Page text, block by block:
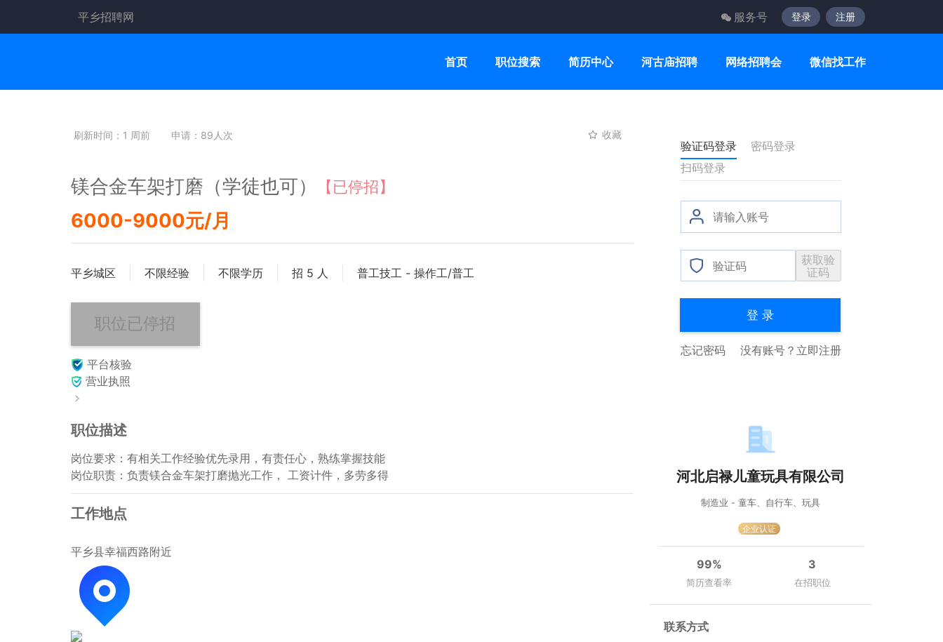
平乡招聘网 服务号 登录 注册
首页 职位搜索 简历中心 河古庙招聘 网络招聘会 微信找工作
刷新时间：1 周前 申请：89人次 收藏
镁合金车架打磨（学徒也可） 【已停招】
6000-9000元/月
平乡城区 不限经验 不限学历 招 5 人 普工技工 - 操作工/普工
职位已停招
平台核验
营业执照
职位描述
岗位要求：有相关工作经验优先录用，有责任心，熟练掌握技能
岗位职责：负责镁合金车架打磨抛光工作， 工资计件，多劳多得
工作地点
平乡县幸福西路附近
验证码登录
密码登录
扫码登录
获取验
证码
登 录
忘记密码 没有账号？ 立即注册
河北启禄儿童玩具有限公司
制造业 - 童车、自行车、玩具
企业认证
99%
简历查看率
3
在招职位
联系方式